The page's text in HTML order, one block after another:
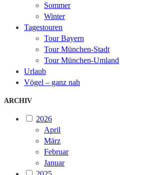
Sommer
Winter
Tagestouren
Tour Bayern
Tour München-Stadt
Tour München-Umland
Urlaub
Vögel – ganz nah
ARCHIV
2026
April
März
Februar
Januar